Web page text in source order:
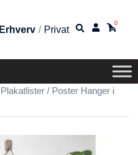
Erhverv / Privat
0
Plakatlister / Poster Hanger i